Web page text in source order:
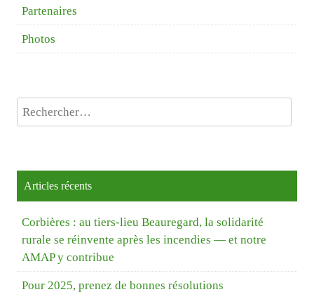
Partenaires
Photos
Rechercher :
Articles récents
Corbières : au tiers-lieu Beauregard, la solidarité
rurale se réinvente après les incendies — et notre
AMAP y contribue
Pour 2025, prenez de bonnes résolutions